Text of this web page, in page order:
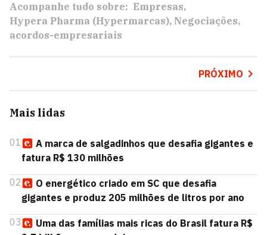
Acompanhe tudo sobre: Empresas
Hypera Pharma (Hypermarcas) Negociações
acordos-empresariais
PRÓXIMO
Mais lidas
01
A marca de salgadinhos que desafia gigantes e
fatura R$ 130 milhões
02
O energético criado em SC que desafia
gigantes e produz 205 milhões de litros por ano
03
Uma das famílias mais ricas do Brasil fatura R$